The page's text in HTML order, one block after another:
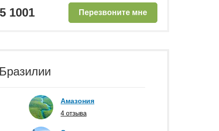
1001 Перезвоните мне
Амазония
4 отзыва